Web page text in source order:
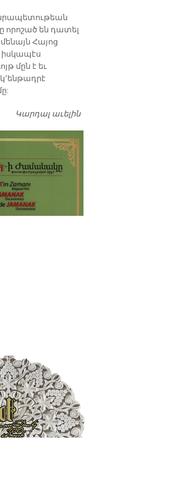
որոշած են դատել
Հայոց
մըն է եւ
Կարդալ աւելինԴատել…